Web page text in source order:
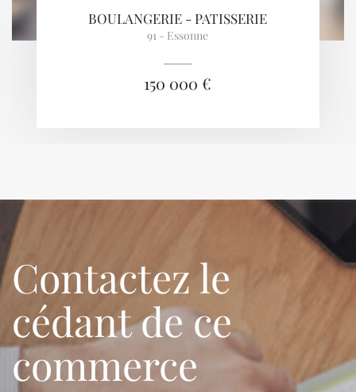
BOULANGERIE - PATISSERIE
91 - Essonne
150 000 €
Contactez le
cédant de ce
commerce